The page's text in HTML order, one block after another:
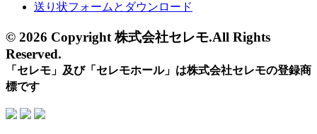
送り状フォームとダウンロード
© 2026 Copyright 株式会社セレモ.All Rights
Reserved.
「セレモ」及び「セレモホール」は株式会社セレモの登録商
標です